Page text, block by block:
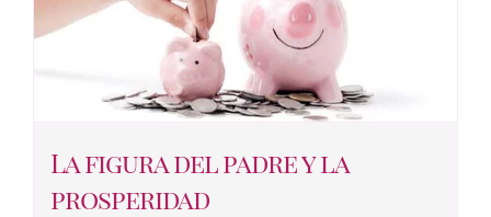
La figura del padre y la
prosperidad